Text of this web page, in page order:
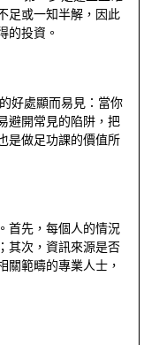
足或一知半解，因此
的投資。
好處顯而易見：當你
避開常見的陷阱，把
是做足功課的價值所
首先，每個人的情況
其次，資訊來源是否
關範疇的專業人士，